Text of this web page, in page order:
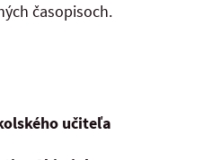
časopisoch.
učiteľa